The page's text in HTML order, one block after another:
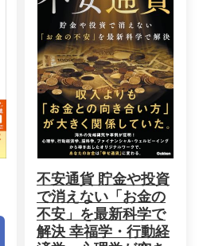
不安通貨 貯金や投資
で消えない「お金の
不安」を最新科学で
解決 幸福学・行動経